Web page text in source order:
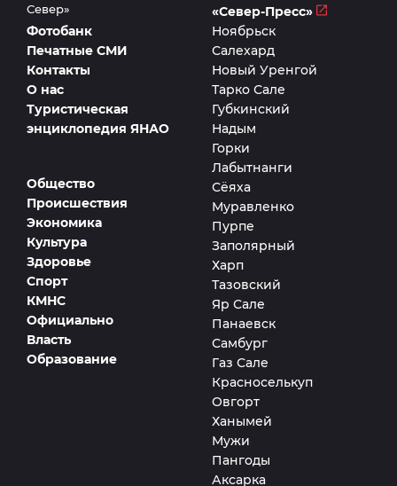
Север»
«Север-Пресс»
Общество
Происшествия
Экономика
Культура
Здоровье
Спорт
КМНС
Официально
Власть
Образование
Фотобанк
Печатные СМИ
Контакты
О нас
Туристическая
энциклопедия ЯНАО
Ноябрьск
Салехард
Новый Уренгой
Тарко Сале
Губкинский
Надым
Горки
Лабытнанги
Сёяха
Муравленко
Пурпе
Заполярный
Харп
Тазовский
Яр Сале
Панаевск
Самбург
Газ Сале
Красноселькуп
Овгорт
Ханымей
Мужи
Пангоды
Аксарка